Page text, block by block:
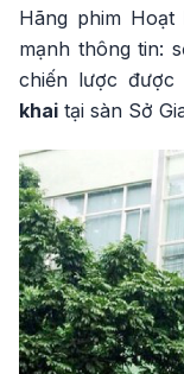
Hãng phim
mạnh thông tin:
chiến lược
khai tại sàn Sở